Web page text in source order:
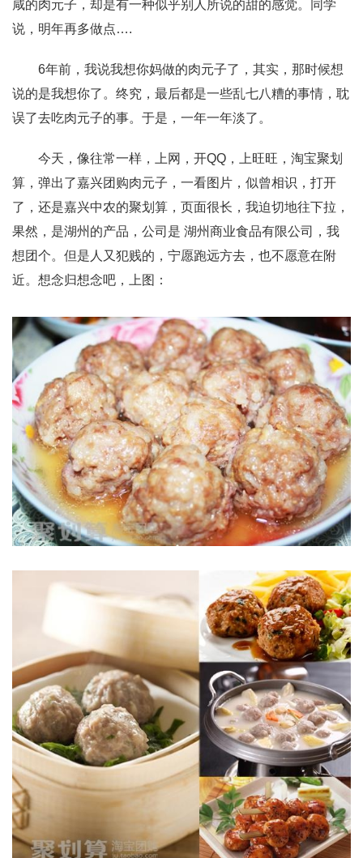
咸的肉元子，却是有一种似乎别人所说的甜的感觉。同学
说，明年再多做点….
6年前，我说我想你妈做的肉元子了，其实，那时候想
说的是我想你了。终究，最后都是一些乱七八糟的事情，耽
误了去吃肉元子的事。于是，一年一年淡了。
今天，像往常一样，上网，开QQ，上旺旺，淘宝聚划
算，弹出了嘉兴团购肉元子，一看图片，似曾相识，打开
了，还是嘉兴中农的聚划算，页面很长，我迫切地往下拉，
果然，是湖州的产品，公司是 湖州商业食品有限公司，我
想团个。但是人又犯贱的，宁愿跑远方去，也不愿意在附
近。想念归想念吧，上图：